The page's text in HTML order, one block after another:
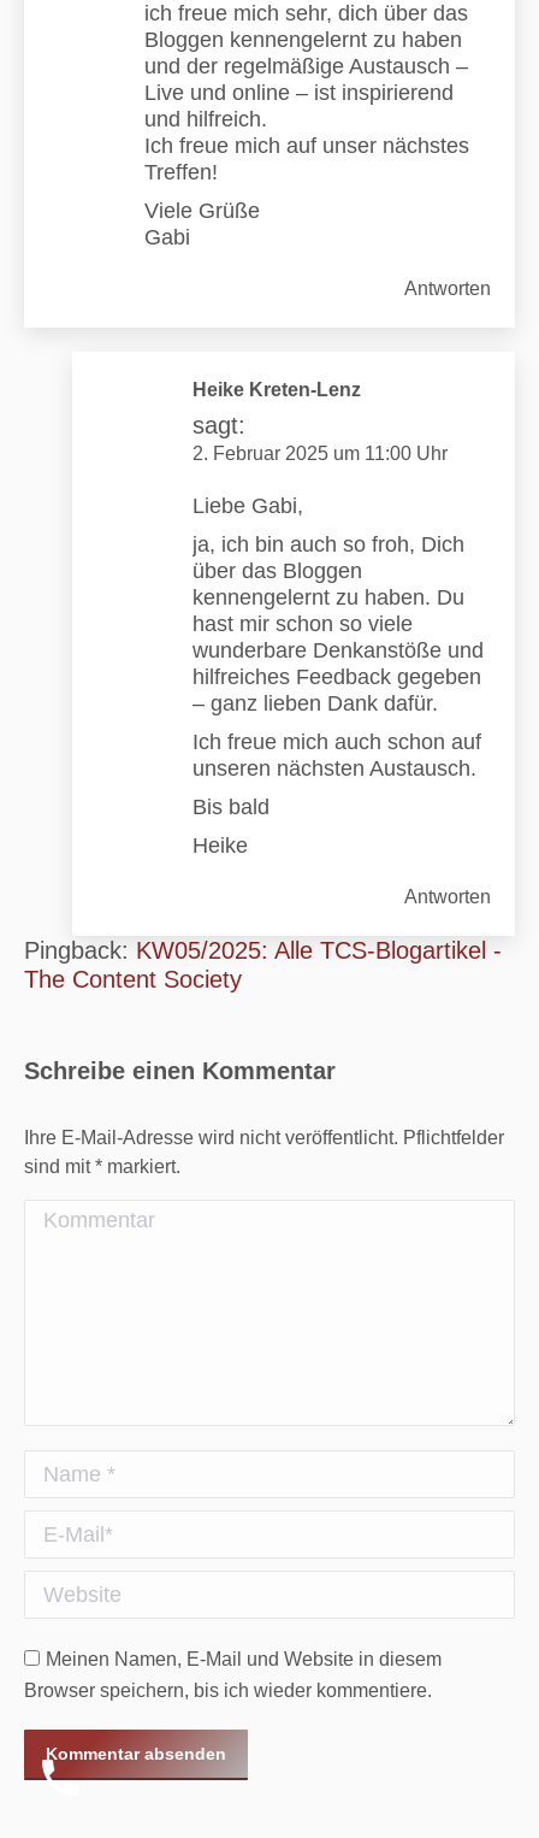
ich freue mich sehr, dich über das
Bloggen kennengelernt zu haben
und der regelmäßige Austausch –
Live und online – ist inspirierend
und hilfreich.
Ich freue mich auf unser nächstes
Treffen!
Viele Grüße
Gabi
Antworten
Heike Kreten-Lenz
sagt:
2. Februar 2025 um 11:00 Uhr
Liebe Gabi,
ja, ich bin auch so froh, Dich
über das Bloggen
kennengelernt zu haben. Du
hast mir schon so viele
wunderbare Denkanstöße und
hilfreiches Feedback gegeben
– ganz lieben Dank dafür.
Ich freue mich auch schon auf
unseren nächsten Austausch.
Bis bald
Heike
Antworten
Pingback: KW05/2025: Alle TCS-Blogartikel -
The Content Society
Schreibe einen Kommentar
Ihre E-Mail-Adresse wird nicht veröffentlicht. Pflichtfelder
sind mit* markiert.
Kommentar
Name *
E-Mail *
Website
Meinen Namen, E-Mail und Website in diesem
Browser speichern, bis ich wieder kommentiere.
Kommentar absenden